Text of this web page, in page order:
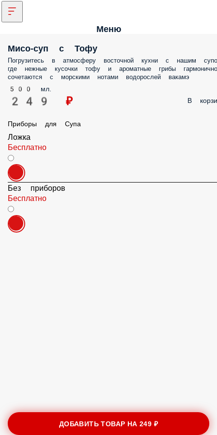
Меню
Мисо-суп с Тофу
Погрузитесь в атмосферу восточной кухни с нашим супом, где
кусочки тофу и ароматные грибы гармонично сочетаются с
нотами водорослей вакамэ
500 мл.
249 ₽ В
Приборы для Супа
Ложка
Бесплатно
Без приборов
Бесплатно
ДОБАВИТЬ ТОВАР НА249 ₽